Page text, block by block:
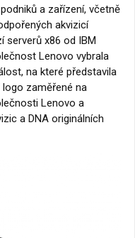
a zařízení, včetně
akvizicí
serverů x86 od IBM
Lenovo vybrala
na které představila
zaměřené na
Lenovo a
a DNA originálních